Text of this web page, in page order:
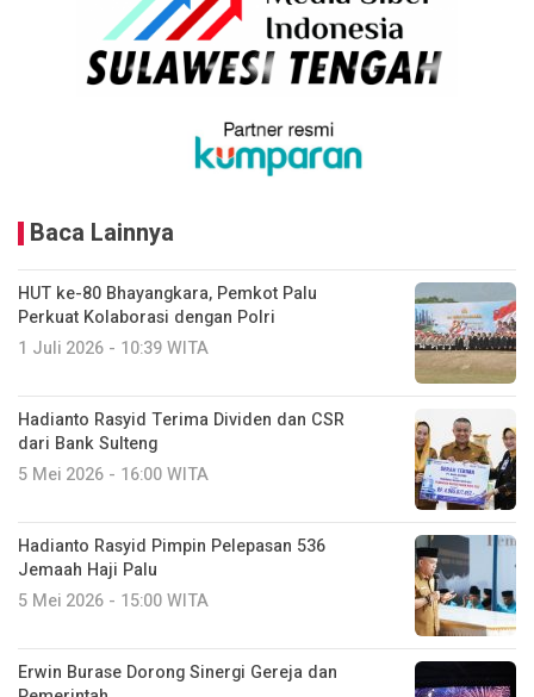
Baca Lainnya
HUT ke-80 Bhayangkara, Pemkot Palu
Perkuat Kolaborasi dengan Polri
1 Juli 2026 - 10:39 WITA
Hadianto Rasyid Terima Dividen dan CSR
dari Bank Sulteng
5 Mei 2026 - 16:00 WITA
Hadianto Rasyid Pimpin Pelepasan 536
Jemaah Haji Palu
5 Mei 2026 - 15:00 WITA
Erwin Burase Dorong Sinergi Gereja dan